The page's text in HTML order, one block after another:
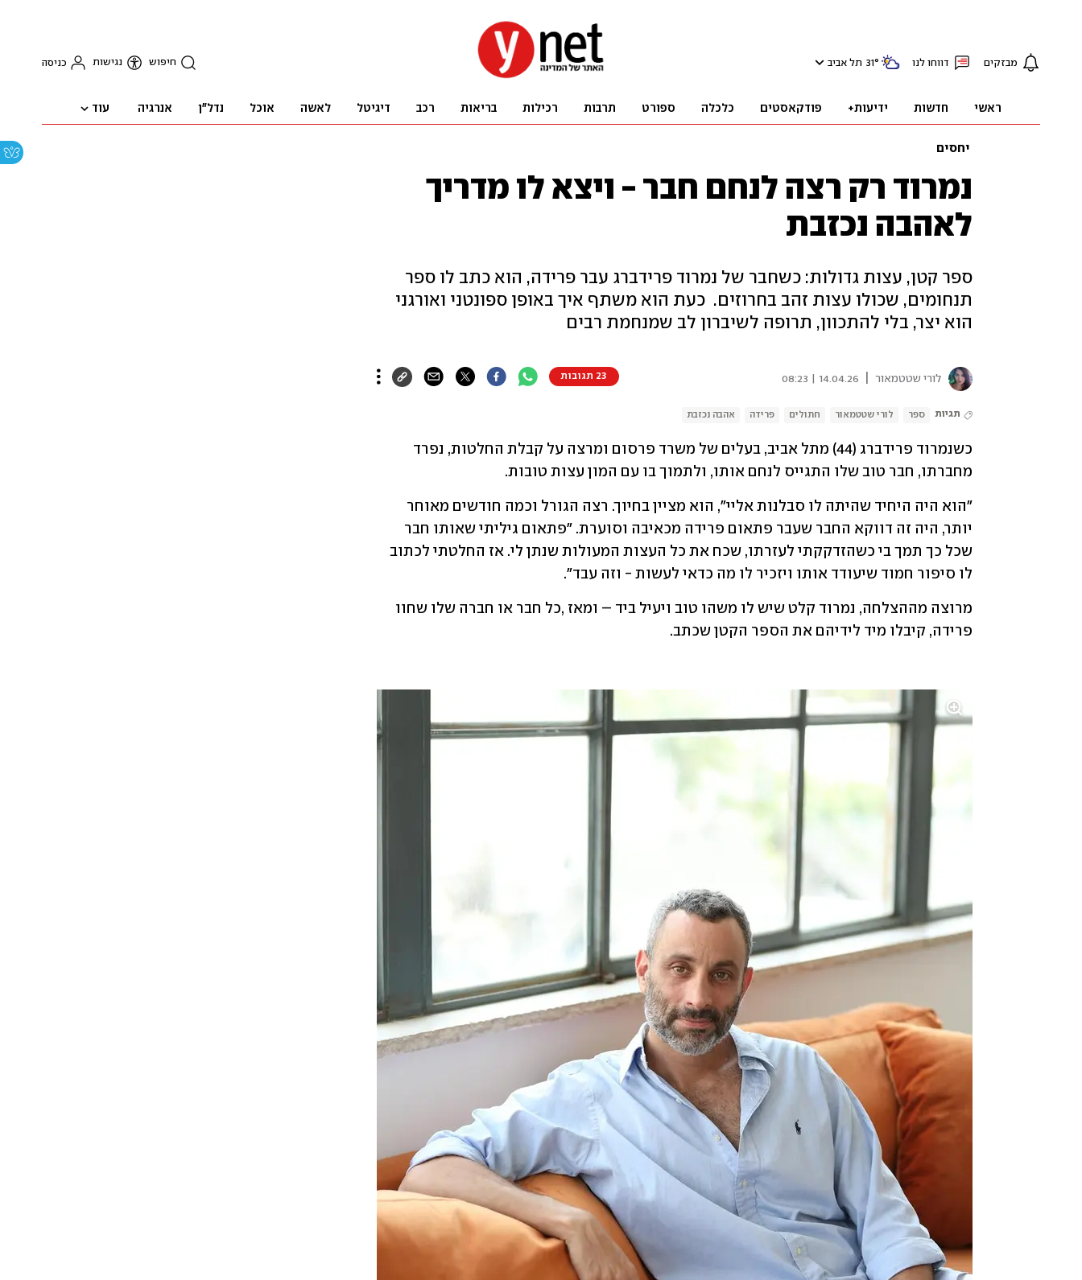
מבזקים דווחו לנו 31° תל אביב חיפוש נגישות כניסה
ראשי חדשות ידיעות+ פודקאסטים כלכלה ספורט תרבות רכילות בריאות רכב דיגיטל לאשה אוכל נדל"ן אנרגיה עוד
יחסים
נמרוד רק רצה לנחם חבר - ויצא לו מדריך
לאהבה נכזבת
ספר קטן, עצות גדולות: כשחבר של נמרוד פרידברג עבר פרידה, הוא כתב לו ספר
תנחומים, שכולו עצות זהב בחרוזים. כעת הוא משתף איך באופן ספונטני ואורגני
הוא יצר, בלי להתכוון, תרופה לשיברון לב שמנחמת רבים
לורי שטטמאור 14.04.26 | 08:23 23 תגובות
תגיות ספר לורי שטטמאור חתולים פרידה אהבה נכזבת
מחברתו, חבר טוב שלו התגייס לנחם אותו, ולתמוך בו עם המון עצות טובות.
לו סיפור חמוד שיעודד אותו ויזכיר לו מה כדאי לעשות - וזה עבד".
פרידה, קיבלו מיד לידיהם את הספר הקטן שכתב.